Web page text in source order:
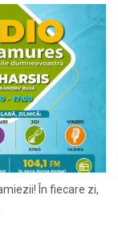
În fiecare zi,